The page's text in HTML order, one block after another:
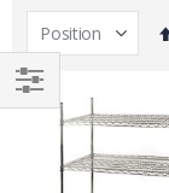
EINKAUFEN